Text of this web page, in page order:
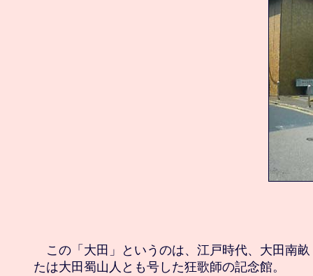
この「大田」というのは、江戸時代、大田南
たは大田蜀山人とも号した狂歌師の記念館。